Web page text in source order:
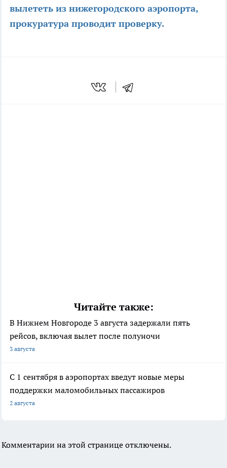
вылететь из нижегородского аэропорта,
прокуратура проводит проверку.
Читайте также:
В Нижнем Новгороде 3 августа задержали пять
рейсов, включая вылет после полуночи
3 августа
С 1 сентября в аэропортах введут новые меры
поддержки маломобильных пассажиров
2 августа
Комментарии на этой странице отключены.